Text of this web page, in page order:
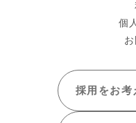
個
採用をお考